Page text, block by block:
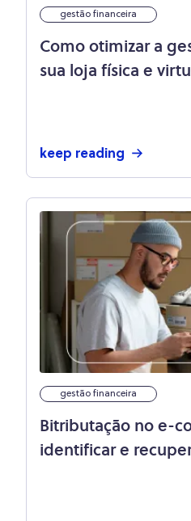
gestão financeira
Como otimizar a
sua loja física e
keep reading
gestão financeira
Bitributação no e-
identificar e